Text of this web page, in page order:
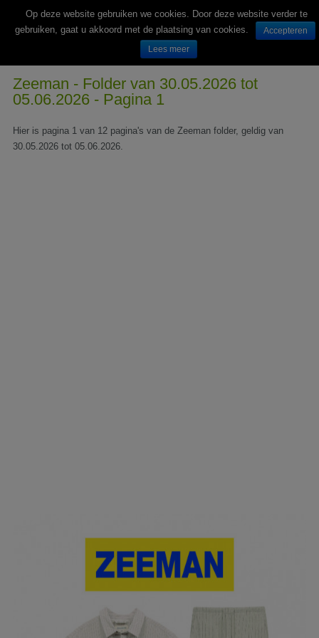
Wekelijks nieuwe folders van Nederlandse supermarkten en winkels
Zeeman - Folder van 30.05.2026 tot
05.06.2026 - Pagina 1
Hier is pagina 1 van 12 pagina's van de Zeeman folder, geldig van
30.05.2026 tot 05.06.2026.
Op deze website gebruiken we cookies. Door deze website verder te
gebruiken, gaat u akkoord met de plaatsing van cookies.
Accepteren
Lees meer